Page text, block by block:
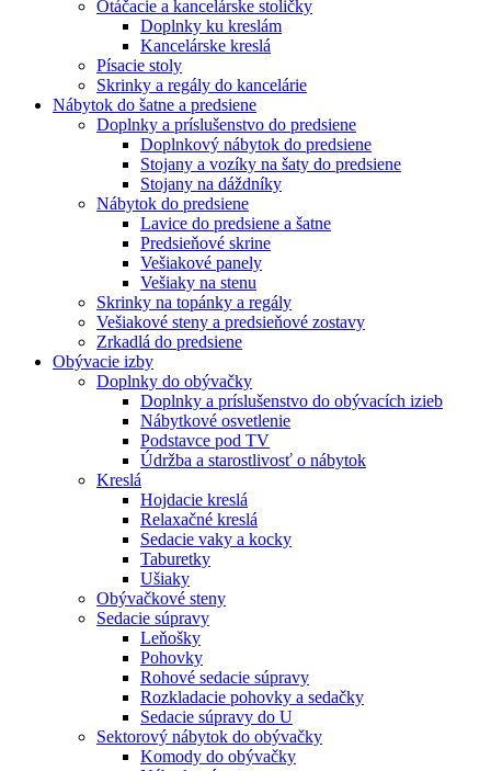
Otáčacie a kancelárske stoličky
Doplnky ku kreslám
Kancelárske kreslá
Písacie stoly
Skrinky a regály do kancelárie
Nábytok do šatne a predsiene
Doplnky a príslušenstvo do predsiene
Doplnkový nábytok do predsiene
Stojany a vozíky na šaty do predsiene
Stojany na dáždníky
Nábytok do predsiene
Lavice do predsiene a šatne
Predsieňové skrine
Vešiakové panely
Vešiaky na stenu
Skrinky na topánky a regály
Vešiakové steny a predsieňové zostavy
Zrkadlá do predsiene
Obývacie izby
Doplnky do obývačky
Doplnky a príslušenstvo do obývacích izieb
Nábytkové osvetlenie
Podstavce pod TV
Údržba a starostlivosť o nábytok
Kreslá
Hojdacie kreslá
Relaxačné kreslá
Sedacie vaky a kocky
Taburetky
Ušiaky
Obývačkové steny
Sedacie súpravy
Leňošky
Pohovky
Rohové sedacie súpravy
Rozkladacie pohovky a sedačky
Sedacie súpravy do U
Sektorový nábytok do obývačky
Komody do obývačky